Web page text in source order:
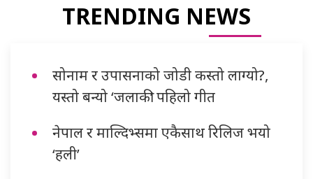
TRENDING NEWS
सोनाम र उपासनाको जोडी कस्तो लाग्यो?,
यस्तो बन्यो ‘जलाकी’ पहिलो गीत
नेपाल र माल्दिभ्समा एकैसाथ रिलिज भयो
‘हली’